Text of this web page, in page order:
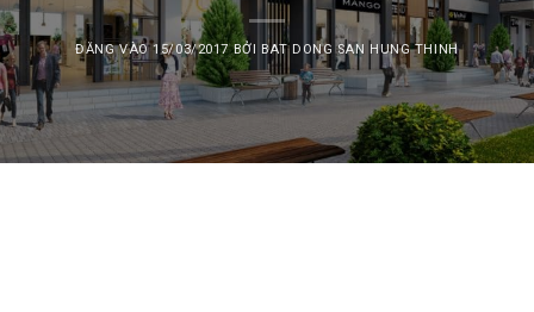
ĐĂNG VÀO15/03/2017 BỞI BAT DONG SAN HUNG THINH